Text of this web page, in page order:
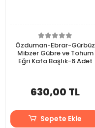
Özduman-Ebrar-Gürbüz
Mibzer Gübre ve Tohum
Eğri Kafa Başlık-6 Adet
630,00 TL
Sepete Ekle